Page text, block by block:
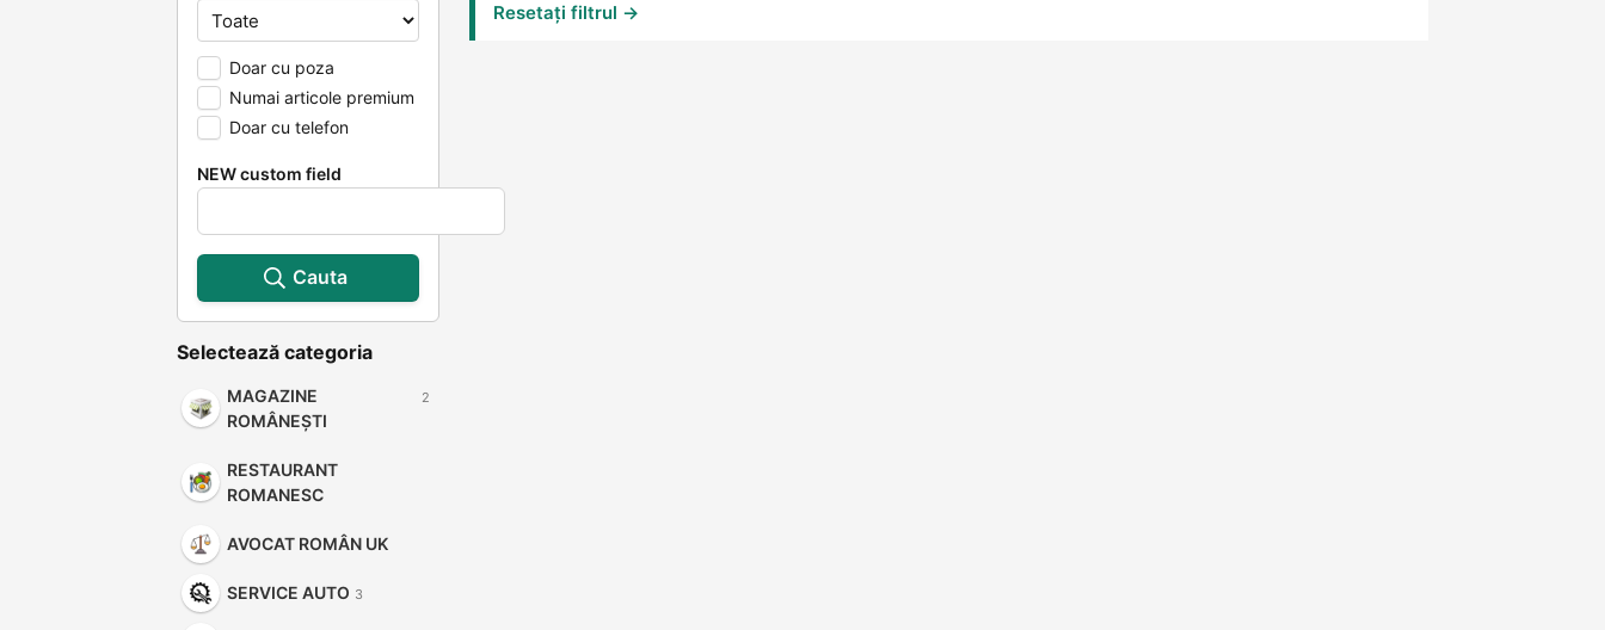
Doar cu poza
Numai articole premium
Doar cu telefon
NEW custom field
Cauta
Selectează categoria
MAGAZINE
ROMÂNEȘTI
2
RESTAURANT
ROMANESC
AVOCAT ROMÂN UK
SERVICE AUTO 3
Resetați filtrul →